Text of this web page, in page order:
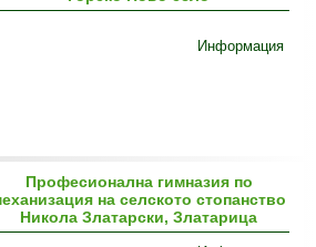
Информация
Професионална гимназия по
на селското стопанство
Никола Златарски, Златарица